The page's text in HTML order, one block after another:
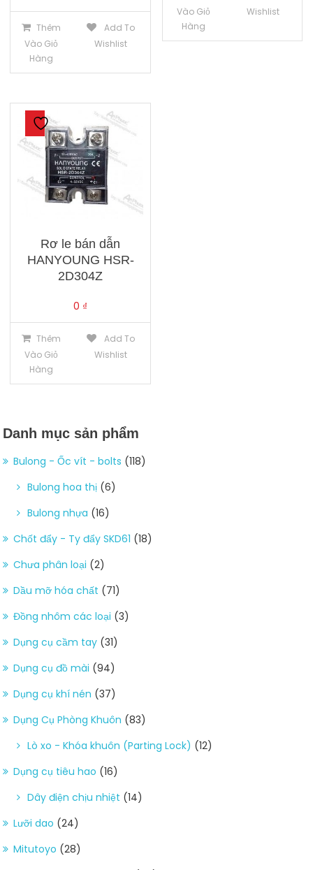
Thêm
Vào Giỏ
Hàng
Add To
Wishlist
Vào Giỏ
Hàng
Wishlist
Rơ le bán dẫn
HANYOUNG HSR-
2D304Z
0 ₫
Thêm
Vào Giỏ
Hàng
Add To
Wishlist
Danh mục sản phẩm
Bulong - Ốc vít - bolts (118)
Bulong hoa thị (6)
Bulong nhựa (16)
Chốt đẩy - Ty đẩy SKD61 (18)
Chưa phân loại (2)
Dầu mỡ hóa chất (71)
Đồng nhôm các loại (3)
Dụng cụ cầm tay (31)
Dụng cụ đồ mài (94)
Dụng cụ khí nén (37)
Dụng Cụ Phòng Khuôn (83)
Lò xo - Khóa khuôn (Parting Lock) (12)
Dụng cụ tiêu hao (16)
Dây điện chịu nhiệt (14)
Lưỡi dao (24)
Mitutoyo (28)